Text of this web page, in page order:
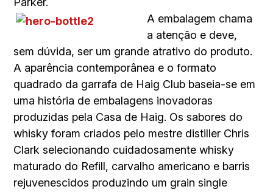
A embalagem chama
a atenção e deve,
sem dúvida, ser um grande atrativo do produto.
A aparência contemporânea e o formato
quadrado da garrafa de Haig Club baseia-se em
uma história de embalagens inovadoras
produzidas pela Casa de Haig. Os sabores do
whisky foram criados pelo mestre distiller Chris
Clark selecionando cuidadosamente whisky
maturado do Refill, carvalho americano e barris
rejuvenescidos produzindo um grain single